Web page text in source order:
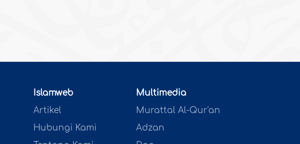
Islamweb
Artikel
Hubungi Kami
Multimedia
Murattal Al-Qur'an
Adzan